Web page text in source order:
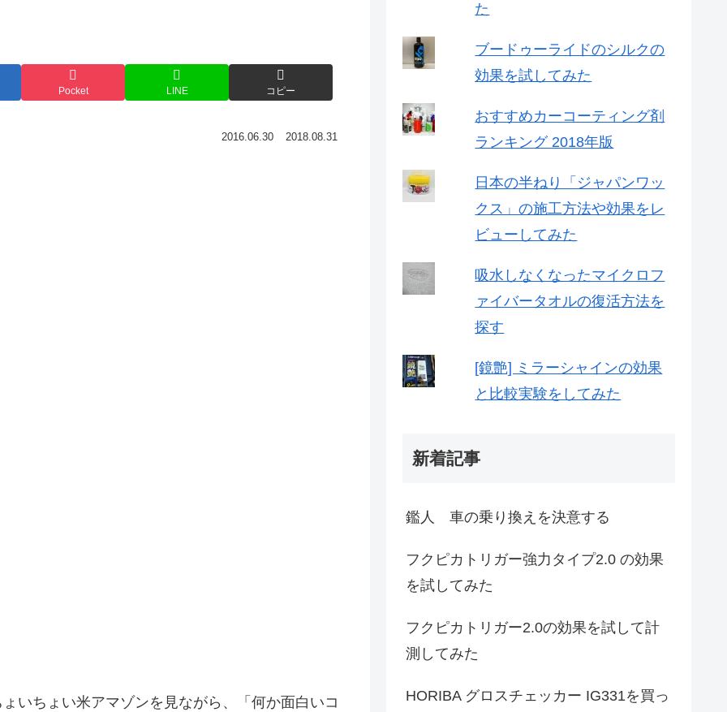
Pocket LINE コピー
2016.06.30 2018.08.31
ょいちょい米アマゾンを見ながら、「何か面白いコ
た
ブードゥーライドのシルクの
効果を試してみた
おすすめカーコーティング剤
ランキング 2018年版
日本の半ねり「ジャパンワッ
クス」の施工方法や効果をレ
ビューしてみた
吸水しなくなったマイクロフ
ァイバータオルの復活方法を
探す
[鏡艶] ミラーシャインの効果
と比較実験をしてみた
新着記事
鑑人 車の乗り換えを決意する
フクピカトリガー強力タイプ2.0 の効果
を試してみた
フクピカトリガー2.0の効果を試して計
測してみた
HORIBA グロスチェッカー IG331を買っ